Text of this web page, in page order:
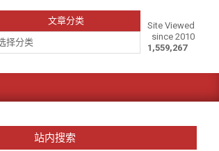
文章分类
Site Viewed
since 2010
1,559,267
站内搜索